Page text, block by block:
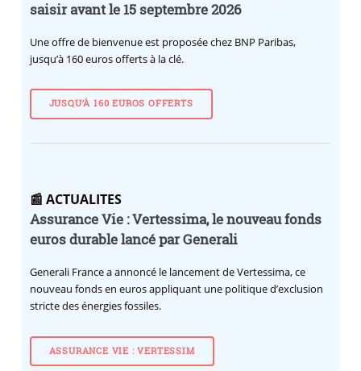
saisir avant le 15 septembre 2026
Une offre de bienvenue est proposée chez BNP Paribas,
jusqu’à 160 euros offerts à la clé.
JUSQU’À 160 EUROS OFFERTS
📰 ACTUALITES
Assurance Vie : Vertessima, le nouveau fonds
euros durable lancé par Generali
Generali France a annoncé le lancement de Vertessima, ce
nouveau fonds en euros appliquant une politique d’exclusion
stricte des énergies fossiles.
ASSURANCE VIE : VERTESSIM